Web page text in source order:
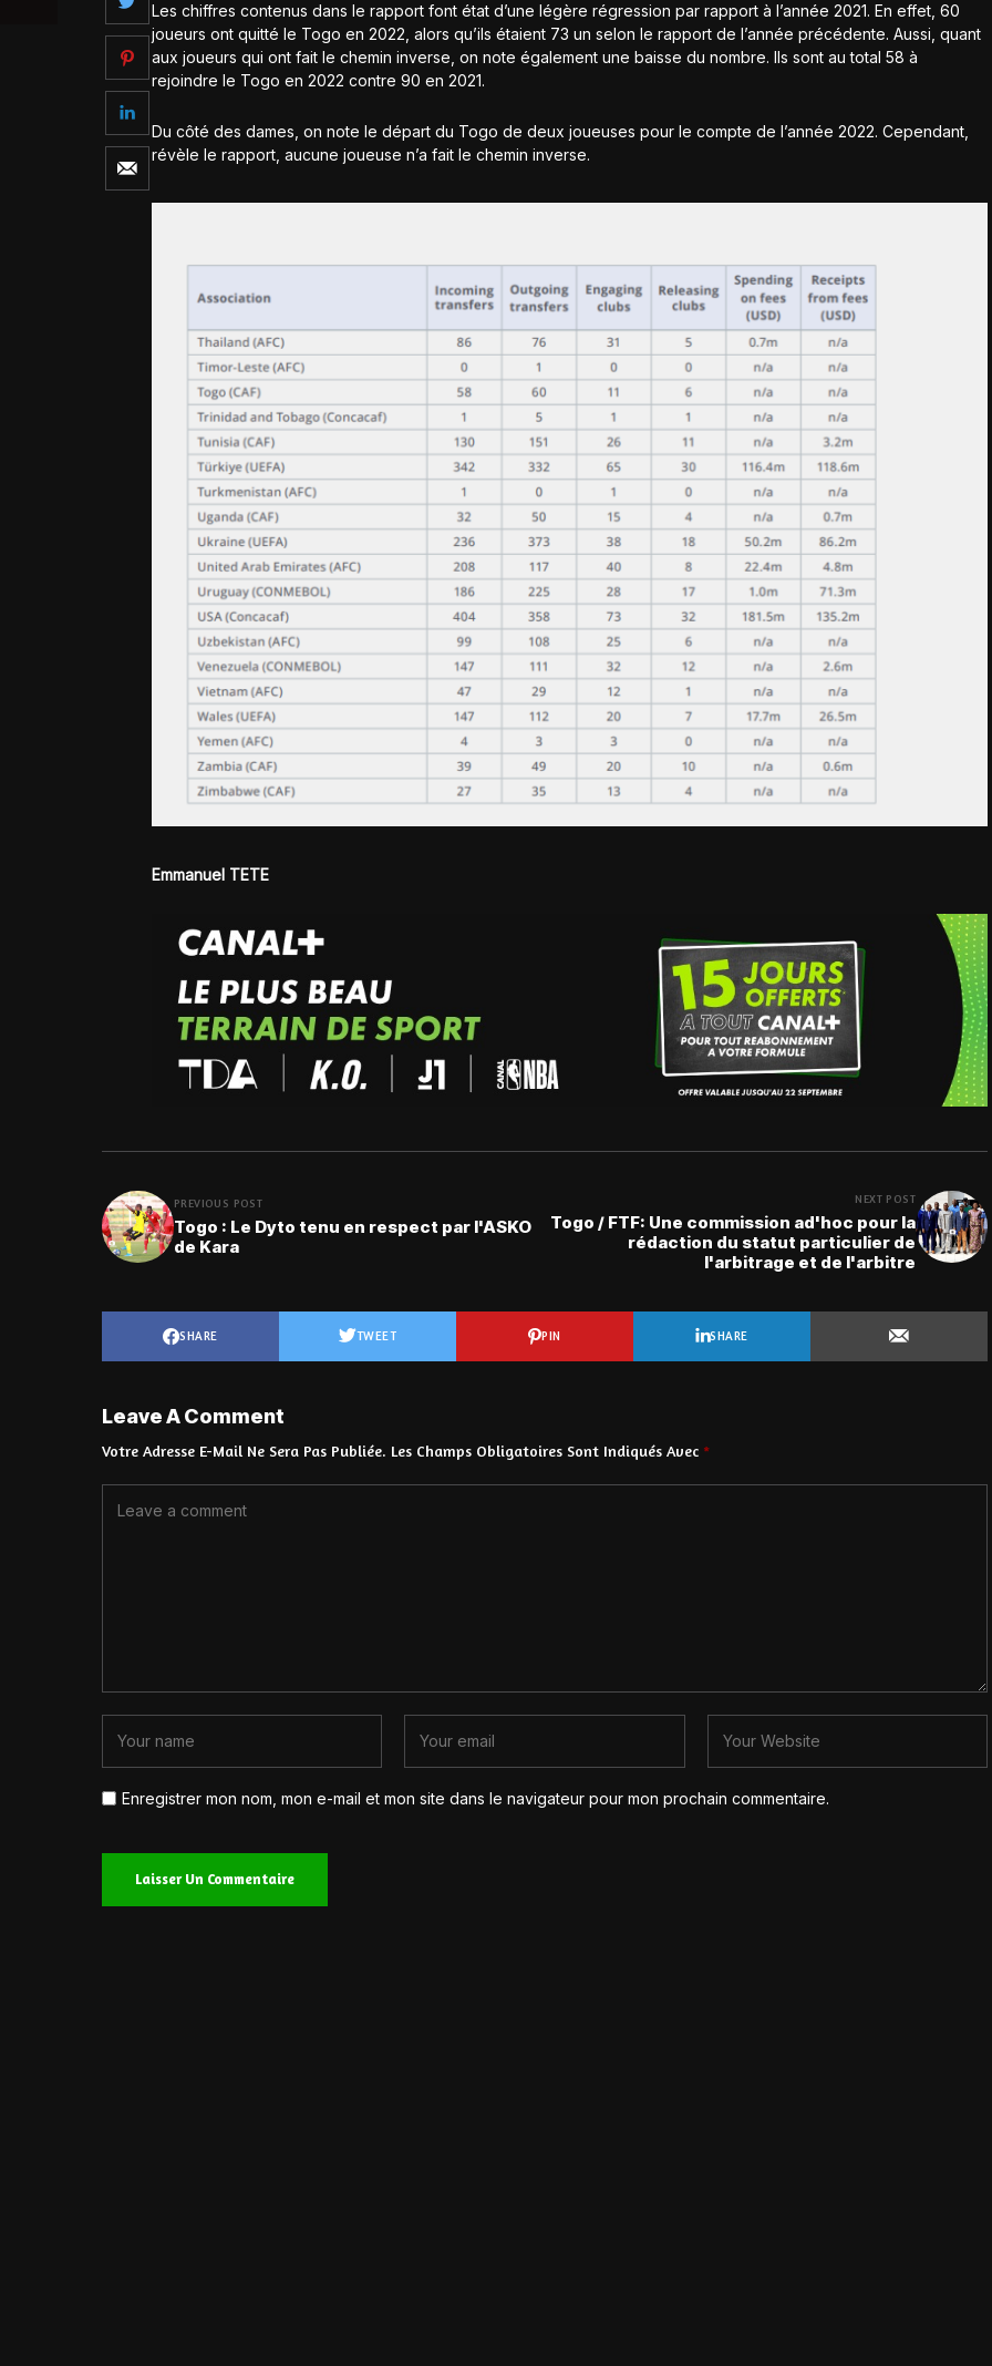
Les chiffres contenus dans le rapport font état d’une légère régression par rapport à l’année 2021. En effet, 60
joueurs ont quitté le Togo en 2022, alors qu’ils étaient 73 un selon le rapport de l’année précédente. Aussi, quant
aux joueurs qui ont fait le chemin inverse, on note également une baisse du nombre. Ils sont au total 58 à
rejoindre le Togo en 2022 contre 90 en 2021.
Du côté des dames, on note le départ du Togo de deux joueuses pour le compte de l’année 2022. Cependant,
révèle le rapport, aucune joueuse n’a fait le chemin inverse.
Emmanuel TETE
PREVIOUS POST
Togo : Le Dyto tenu en respect par l'ASKO
de Kara
NEXT POST
Togo / FTF: Une commission ad'hoc pour la
rédaction du statut particulier de
l'arbitrage et de l'arbitre
SHARE TWEET PIN SHARE
Leave A Comment
Votre Adresse E-Mail Ne Sera Pas Publiée. Les Champs Obligatoires Sont Indiqués Avec *
Enregistrer mon nom, mon e-mail et mon site dans le navigateur pour mon prochain commentaire.